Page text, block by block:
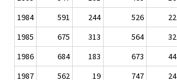
1984
591 244 526 22
1985
675 313 564 32
1986
684 183 673 44
1987
562 19 747 24